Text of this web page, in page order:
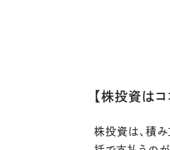
【株投資はコ
株投資は、積み